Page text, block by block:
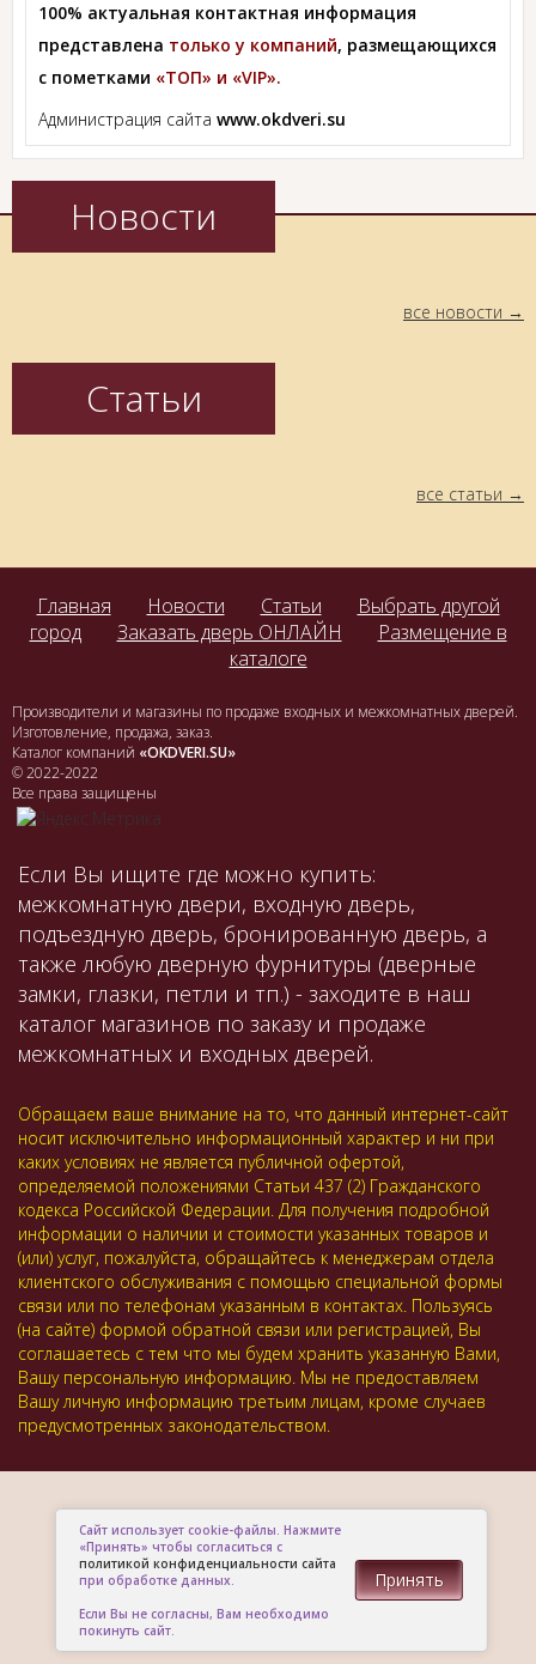
100% актуальная контактная информация
представлена только у компаний, размещающихся
с пометками «ТОП» и «VIP».
Администрация сайта www.okdveri.su
Новости
все новости
Статьи
все статьи
Главная Новости Статьи
Выбрать другой
город
Заказать дверь ОНЛАЙН
Размещение в
каталоге
Производители и магазины по продаже входных и межкомнатных дверей.
Изготовление, продажа, заказ.
Каталог компаний «OKDVERI.SU»
© 2022-2022
Все права защищены
Если Вы ищите где можно купить:
межкомнатную двери, входную дверь,
подъездную дверь, бронированную дверь, а
также любую дверную фурнитуры (дверные
замки, глазки, петли и тп.) - заходите в наш
каталог магазинов по заказу и продаже
межкомнатных и входных дверей.
Обращаем ваше внимание на то, что данный интернет-сайт
носит исключительно информационный характер и ни при
каких условиях не является публичной офертой,
определяемой положениями Статьи 437 (2) Гражданского
кодекса Российской Федерации. Для получения подробной
информации о наличии и стоимости указанных товаров и
(или) услуг, пожалуйста, обращайтесь к менеджерам отдела
клиентского обслуживания с помощью специальной формы
связи или по телефонам указанным в контактах. Пользуясь
(на сайте) формой обратной связи или регистрацией, Вы
соглашаетесь с тем что мы будем хранить указанную Вами,
Вашу персональную информацию. Мы не предоставляем
Вашу личную информацию третьим лицам, кроме случаев
предусмотренных законодательством.
Сайт использует cookie-файлы. Нажмите
«Принять» чтобы согласиться с
политикой конфиденциальности сайта
при обработке данных.
Если Вы не согласны, Вам необходимо
покинуть сайт.
Принять